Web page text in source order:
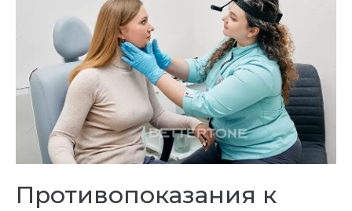
Противопоказания к